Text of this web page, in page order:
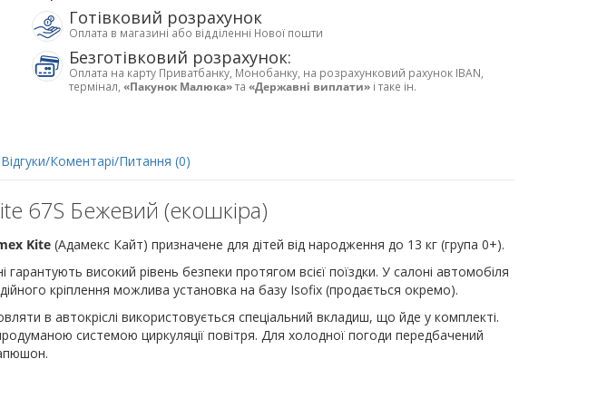
Готівковий розрахунок
Оплата в магазині або відділенні Нової пошти
Безготівковий розрахунок:
Оплата на карту Приватбанку, Монобанку, на розрахунковий рахунок IBAN,
термінал, «Пакунок Малюка»та «Державні виплати» і таке ін.
Відгуки/Коментарі/Питання (0)
67S Бежевий (екошкіра)
Kite (Адамекс Кайт) призначене для дітей від народження до 13 кг (група 0+).
високий рівень безпеки протягом всієї поїздки. У салоні автомобіля
кріплення можлива установка на базу Isofix (продається окремо).
в автокріслі використовується спеціальний вкладиш, що йде у комплекті.
системою циркуляції повітря. Для холодної погоди передбачений